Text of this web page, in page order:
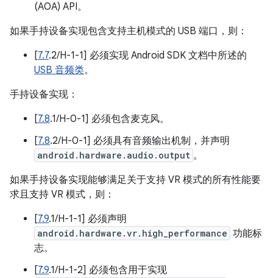
(AOA) API。
如果手持设备实现包含支持主机模式的 USB 端口，则：
[7.7.2/H-1-1] 必须实现 Android SDK 文档中所述的
USB 音频类。
手持设备实现：
[7.8.1/H-0-1] 必须包含麦克风。
[7.8.2/H-0-1] 必须具有音频输出机制，并声明
android.hardware.audio.output 。
如果手持设备实现能够满足关于支持 VR 模式的所有性能要
求且支持 VR 模式，则：
[7.9.1/H-1-1] 必须声明
android.hardware.vr.high_performance 功能标
志。
[7.9.1/H-1-2] 必须包含用于实现